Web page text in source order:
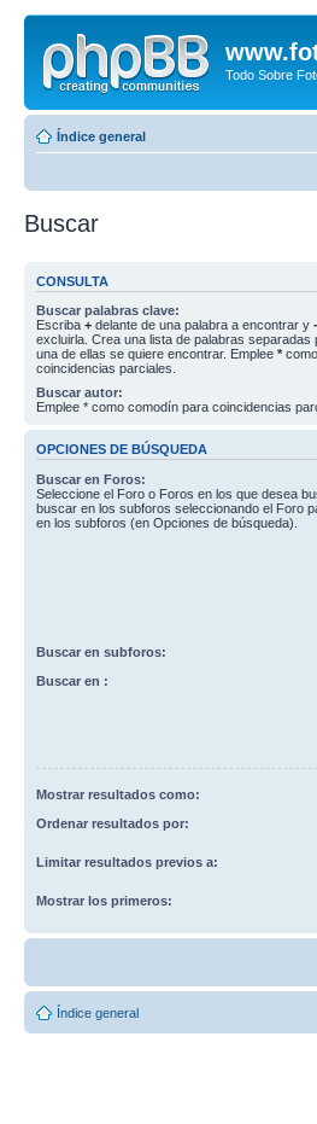
Todo Sobre
Índice general
Buscar
CONSULTA
Buscar palabras clave:
Escriba + delante de una palabra a encontrar y -
excluirla. Crea una lista de palabras separadas
una de ellas se quiere encontrar. Emplee *
coincidencias parciales.
Buscar autor:
Emplee * como comodín para coincidencias
OPCIONES DE BÚSQUEDA
Buscar en Foros:
Seleccione el Foro o Foros en los que desea
buscar en los subforos seleccionando el Foro
en los subforos (en Opciones de búsqueda).
Buscar en subforos:
Buscar en :
Mostrar resultados como:
Ordenar resultados por:
Limitar resultados previos a:
Mostrar los primeros:
Índice general